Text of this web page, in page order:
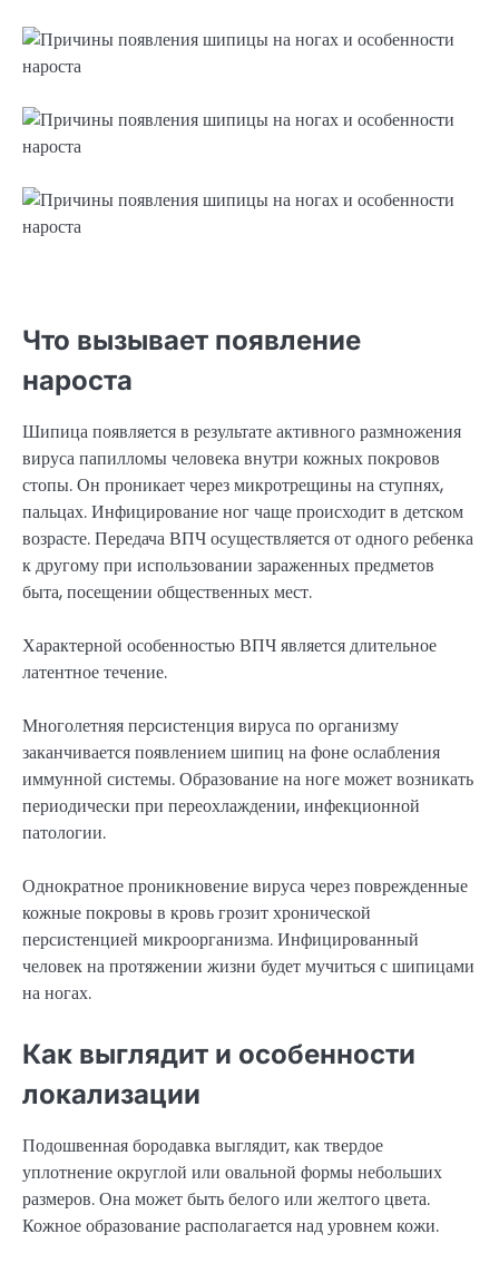
Что вызывает появление
нароста
Шипица появляется в результате активного размножения
вируса папилломы человека внутри кожных покровов
стопы. Он проникает через микротрещины на ступнях,
пальцах. Инфицирование ног чаще происходит в детском
возрасте. Передача ВПЧ осуществляется от одного ребенка
к другому при использовании зараженных предметов
быта, посещении общественных мест.
Характерной особенностью ВПЧ является длительное
латентное течение.
Многолетняя персистенция вируса по организму
заканчивается появлением шипиц на фоне ослабления
иммунной системы. Образование на ноге может возникать
периодически при переохлаждении, инфекционной
патологии.
Однократное проникновение вируса через поврежденные
кожные покровы в кровь грозит хронической
персистенцией микроорганизма. Инфицированный
человек на протяжении жизни будет мучиться с шипицами
на ногах.
Как выглядит и особенности
локализации
Подошвенная бородавка выглядит, как твердое
уплотнение округлой или овальной формы небольших
размеров. Она может быть белого или желтого цвета.
Кожное образование располагается над уровнем кожи.